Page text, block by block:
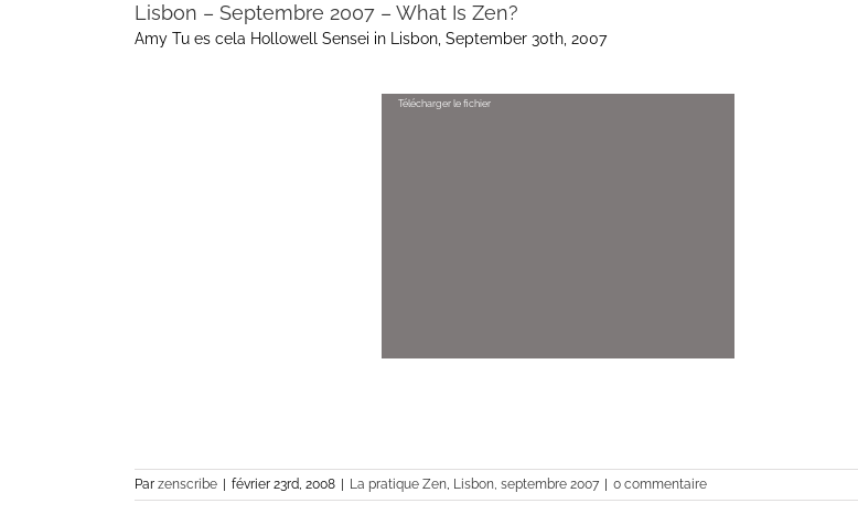
Lisbon – Septembre 2007 – What Is Zen?
Amy Tu es cela Hollowell Sensei in Lisbon, September 30th, 2007
Télécharger le fichier
Par zenscribe février 23rd, 2008 La pratique Zen, Lisbon, septembre 2007 0 commentaire